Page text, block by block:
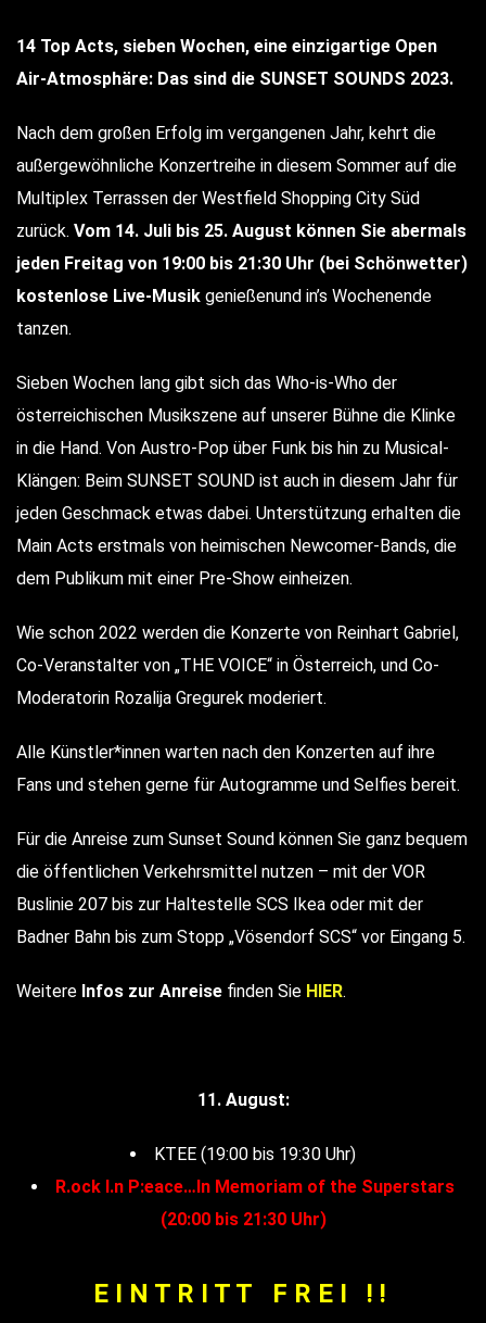
14 Top Acts, sieben Wochen, eine einzigartige Open
Air-Atmosphäre: Das sind die SUNSET SOUNDS 2023.
Nach dem großen Erfolg im vergangenen Jahr, kehrt die
außergewöhnliche Konzertreihe in diesem Sommer auf die
Multiplex Terrassen der Westfield Shopping City Süd
zurück. Vom 14. Juli bis 25. August können Sie abermals
jeden Freitag von 19:00 bis 21:30 Uhr (bei Schönwetter)
kostenlose Live-Musik genießenund in’s Wochenende
tanzen.
Sieben Wochen lang gibt sich das Who-is-Who der
österreichischen Musikszene auf unserer Bühne die Klinke
in die Hand. Von Austro-Pop über Funk bis hin zu Musical-
Klängen: Beim SUNSET SOUND ist auch in diesem Jahr für
jeden Geschmack etwas dabei. Unterstützung erhalten die
Main Acts erstmals von heimischen Newcomer-Bands, die
dem Publikum mit einer Pre-Show einheizen.
Wie schon 2022 werden die Konzerte von Reinhart Gabriel,
Co-Veranstalter von „THE VOICE“ in Österreich, und Co-
Moderatorin Rozalija Gregurek moderiert.
Alle Künstler*innen warten nach den Konzerten auf ihre
Fans und stehen gerne für Autogramme und Selfies bereit.
Für die Anreise zum Sunset Sound können Sie ganz bequem
die öffentlichen Verkehrsmittel nutzen – mit der VOR
Buslinie 207 bis zur Haltestelle SCS Ikea oder mit der
Badner Bahn bis zum Stopp „Vösendorf SCS“ vor Eingang 5.
Weitere Infos zur Anreise finden Sie HIER.
11. August:
KTEE (19:00 bis 19:30 Uhr)
R.ock I.n P:eace…In Memoriam of the Superstars
(20:00 bis 21:30 Uhr)
E I N T R I T T F R E I ! !